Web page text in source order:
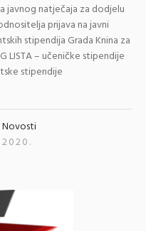
javnog natječaja za dodjelu
prijava na javni
stipendija Grada Knina za
LISTA – učeničke stipendije
stipendije
Novosti